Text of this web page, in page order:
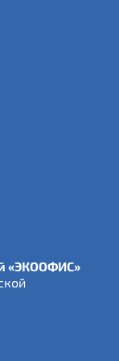
«ЭКООФИС»